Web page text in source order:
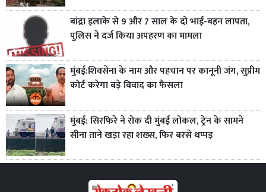
बांद्रा इलाके से 9 और 7 साल के दो भाई-बहन लापता,
पुलिस ने दर्ज किया अपहरण का मामला
मुंबई:शिवसेना के नाम और पहचान पर कानूनी जंग, सुप्रीम
कोर्ट करेगा बड़े विवाद का फैसला
मुंबई: सिरफिरे ने रोक दी मुंबई लोकल, ट्रेन के सामने
सीना ताने खड़ा रहा शख्स, फिर बरसे थप्पड़